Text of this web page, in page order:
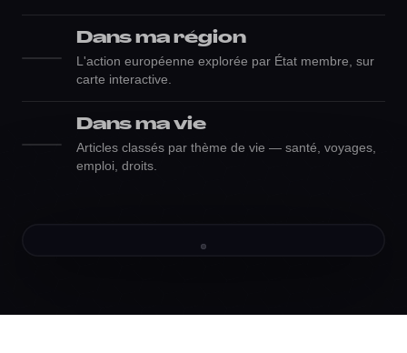
Dans ma région
L'action européenne explorée par État membre, sur
carte interactive.
Dans ma vie
Articles classés par thème de vie — santé, voyages,
emploi, droits.